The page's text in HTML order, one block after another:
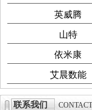
英威腾
山特
依米康
艾晨数能
联系我们